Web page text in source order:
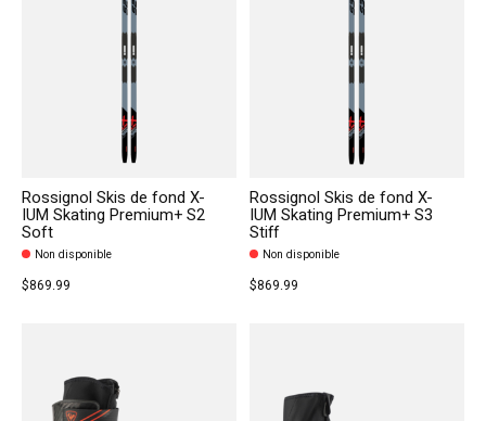
Rossignol Skis de fond X-
IUM Skating Premium+ S2
Soft
Non disponible
$869.99
Rossignol Skis de fond X-
IUM Skating Premium+ S3
Stiff
Non disponible
$869.99